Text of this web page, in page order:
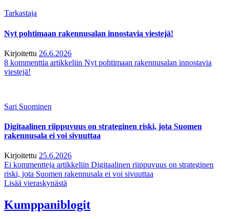
Tarkastaja
Nyt pohtimaan rakennusalan innostavia viestejä!
Kirjoitettu 26.6.2026
8 kommenttia artikkeliin Nyt pohtimaan rakennusalan innostavia
viestejä!
Sari Suominen
Digitaalinen riippuvuus on strateginen riski, jota Suomen
rakennusala ei voi sivuuttaa
Kirjoitettu 25.6.2026
Ei kommentteja artikkeliin Digitaalinen riippuvuus on strateginen
riski, jota Suomen rakennusala ei voi sivuuttaa
Lisää vieraskynästä
Kumppaniblogit